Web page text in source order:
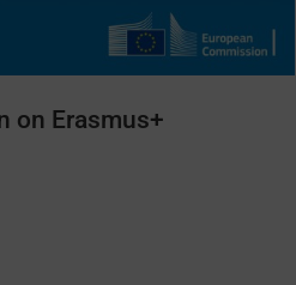
on Erasmus+